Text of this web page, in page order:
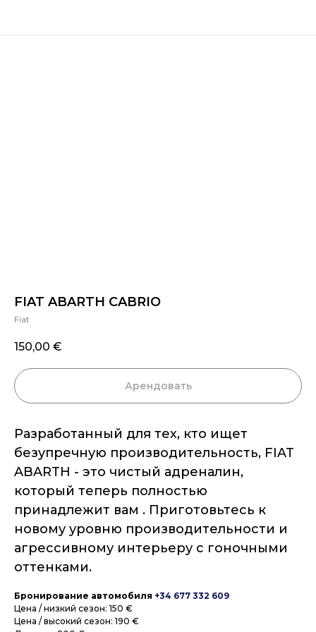
FIAT ABARTH CABRIO
Fiat
150,00 €
Арендовать
Разработанный для тех, кто ищет
безупречную производительность, FIAT
ABARTH - это чистый адреналин,
который теперь полностью
принадлежит вам . Приготовьтесь к
новому уровню производительности и
агрессивному интерьеру с гоночными
оттенками.
Бронирование автомобиля +34 677 332 609
Цена / низкий сезон: 150 €
Цена / высокий сезон: 190 €